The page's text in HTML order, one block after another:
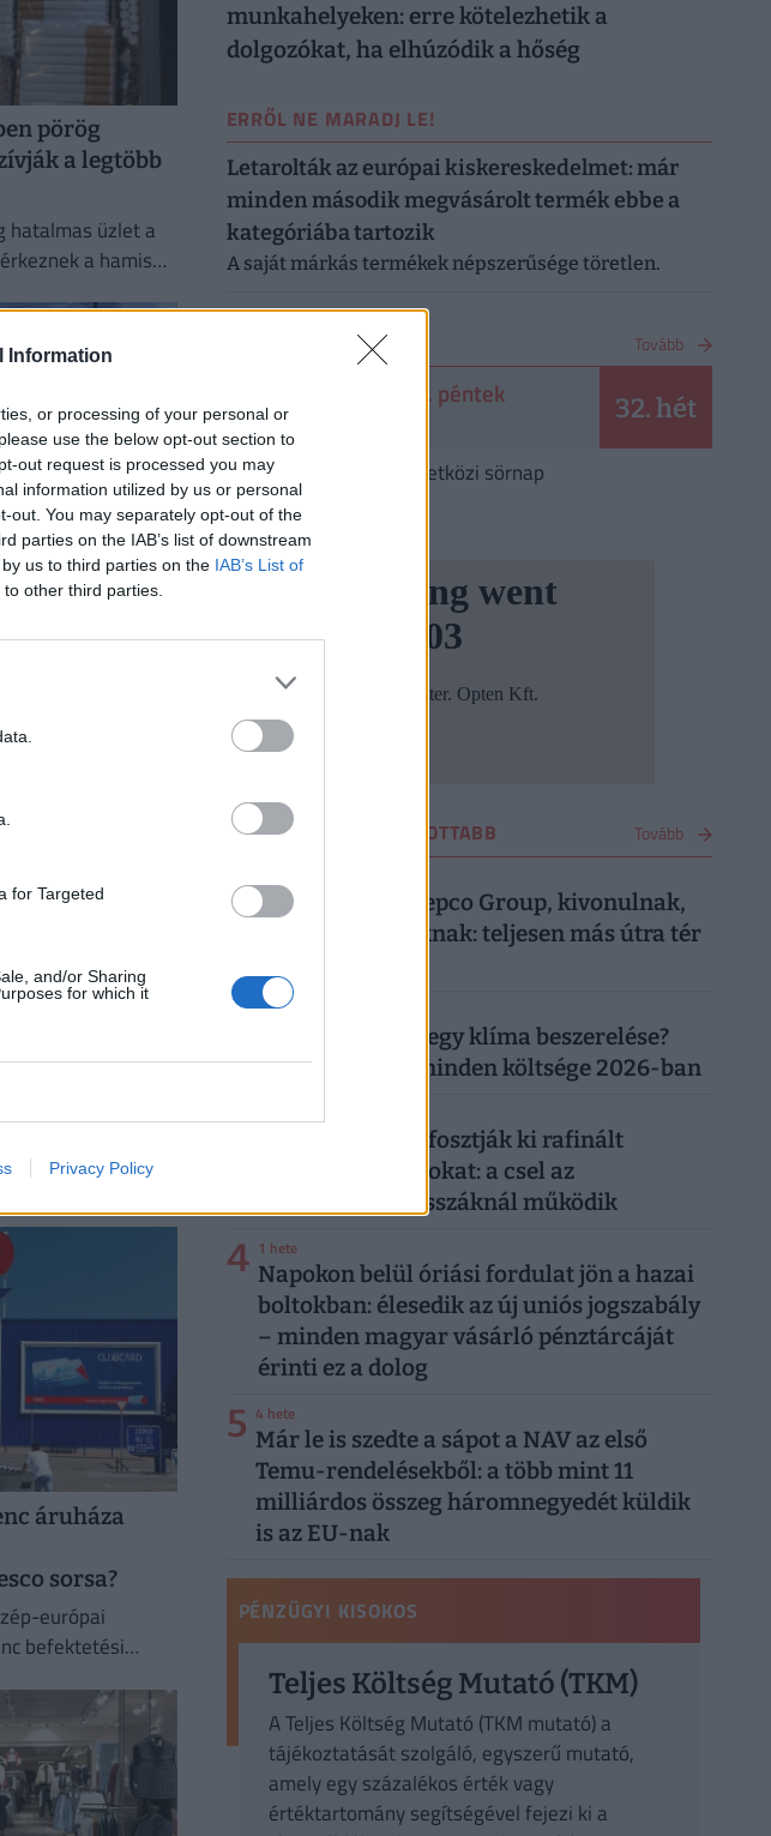
Information
or processing of your personal or
use the below opt-out section to
out request is processed you may
information utilized by us or personal
out. You may separately opt-out of the
parties on the IAB’s list of downstream
us to third parties on the IAB’s List of
other third parties.
for Targeted
and/or Sharing
for which it
Privacy Policy
pörög
a legtöbb
hatalmas üzlet a
a hamis
itt lesz
az egyik
amely a
szerzett
válasz
de a
forintos
a
áruháza
sorsa?
európai
befektetési
munkahelyeken: erre kötelezhetik a
dolgozókat, ha elhúzódik a hőség
ERRŐL NE MARADJ LE!
Letarolták az európai kiskereskedelmet: már
minden második megvásárolt termék ebbe a
kategóriába tartozik
A saját márkás termékek népszerűsége töretlen.
Tovább
2026. augusztus 7. péntek
Ibolya 32. hét
Augusztus 7. Nemzetközi sörnap
VÁSÁRLÁS LEGOLVASOTTABB Tovább
1
Most közölte a Pepco Group, kivonulnak,
vége egy korszaknak: teljesen más útra tér
2 1 hónapja
Mennyibe kerül egy klíma beszerelése?
Egy klíma ára, minden költsége 2026-ban
3
"Banántrükkel" fosztják ki rafinált
vásárolók a boltokat: a csel az
önkiszolgáló kasszáknál működik
4 1 hete
Napokon belül óriási fordulat jön a hazai
boltokban: élesedik az új uniós jogszabály
– minden magyar vásárló pénztárcáját
érinti ez a dolog
5 4 hete
Már le is szedte a sápot a NAV az első
Temu-rendelésekből: a több mint 11
milliárdos összeg háromnegyedét küldik
is az EU-nak
PÉNZÜGYI KISOKOS
Teljes Költség Mutató (TKM)
A Teljes Költség Mutató (TKM mutató) a
tájékoztatását szolgáló, egyszerű mutató,
amely egy százalékos érték vagy
értéktartomány segítségével fejezi ki a